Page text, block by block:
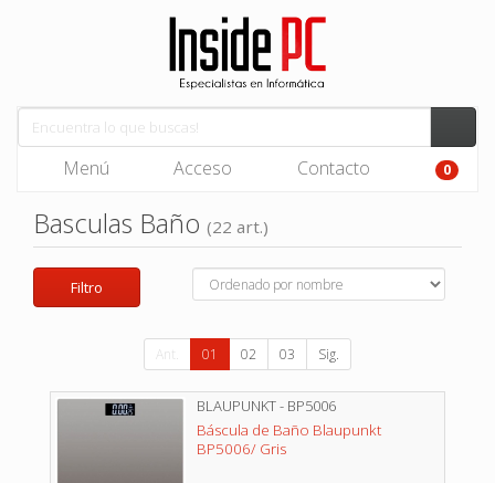
Menú Acceso Contacto 0
Basculas Baño (22 art.)
Filtro
Ant. 01 02 03 Sig.
BLAUPUNKT - BP5006
Báscula de Baño Blaupunkt
BP5006/ Gris